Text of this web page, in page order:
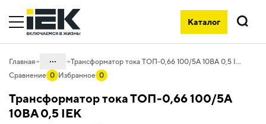
Каталог
Поиск
Главная ...
03. Приборы учета, контроля,
измерения и оборудование
Трансформатор тока ТОП-0,66 100/5А 10ВА 0,5 IEK
Сравнение 0 Избранное 0
Трансформатор тока ТОП-0,66 100/5А
10ВА 0,5 IEK